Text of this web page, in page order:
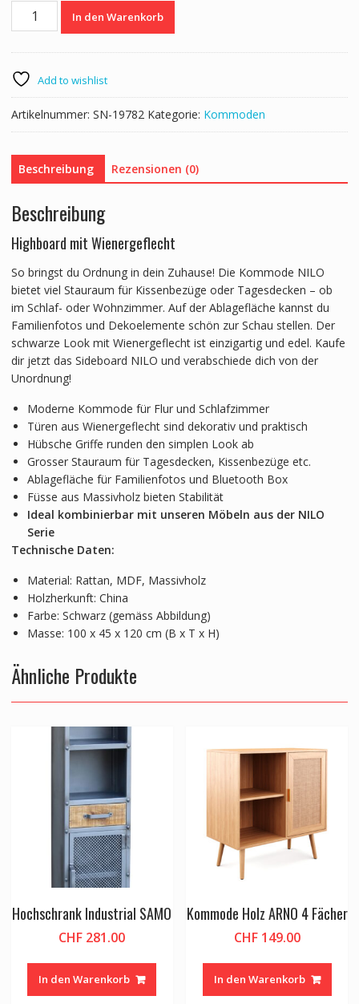
Kommode
Massivholz
In den Warenkorb
Add to wishlist
Artikelnummer: SN-19782 Kategorie: Kommoden
Beschreibung Rezensionen (0)
Beschreibung
Highboard mit Wienergeflecht
So bringst du Ordnung in dein Zuhause! Die Kommode NILO
bietet viel Stauraum für Kissenbezüge oder Tagesdecken – ob
im Schlaf- oder Wohnzimmer. Auf der Ablagefläche kannst du
Familienfotos und Dekoelemente schön zur Schau stellen. Der
schwarze Look mit Wienergeflecht ist einzigartig und edel. Kaufe
dir jetzt das Sideboard NILO und verabschiede dich von der
Unordnung!
Moderne Kommode für Flur und Schlafzimmer
Türen aus Wienergeflecht sind dekorativ und praktisch
Hübsche Griffe runden den simplen Look ab
Grosser Stauraum für Tagesdecken, Kissenbezüge etc.
Ablagefläche für Familienfotos und Bluetooth Box
Füsse aus Massivholz bieten Stabilität
Ideal kombinierbar mit unseren Möbeln aus der NILO
Serie
Technische Daten:
Material: Rattan, MDF, Massivholz
Holzherkunft: China
Farbe: Schwarz (gemäss Abbildung)
Masse: 100 x 45 x 120 cm (B x T x H)
Ähnliche Produkte
Hochschrank Industrial SAMO
CHF 281.00
In den Warenkorb
Kommode Holz ARNO 4 Fächer
CHF149.00
In den Warenkorb